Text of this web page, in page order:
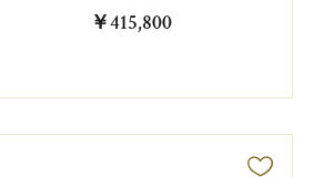
￥415,800